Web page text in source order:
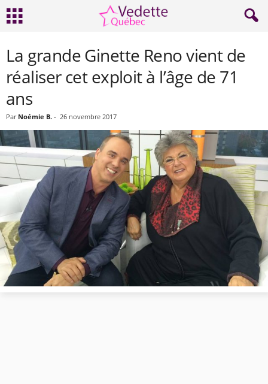
La grande Ginette Reno vient de
réaliser cet exploit à l’âge de 71
ans
Par Noémie B. - 26 novembre 2017